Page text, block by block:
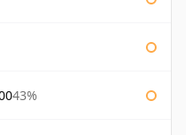
43%